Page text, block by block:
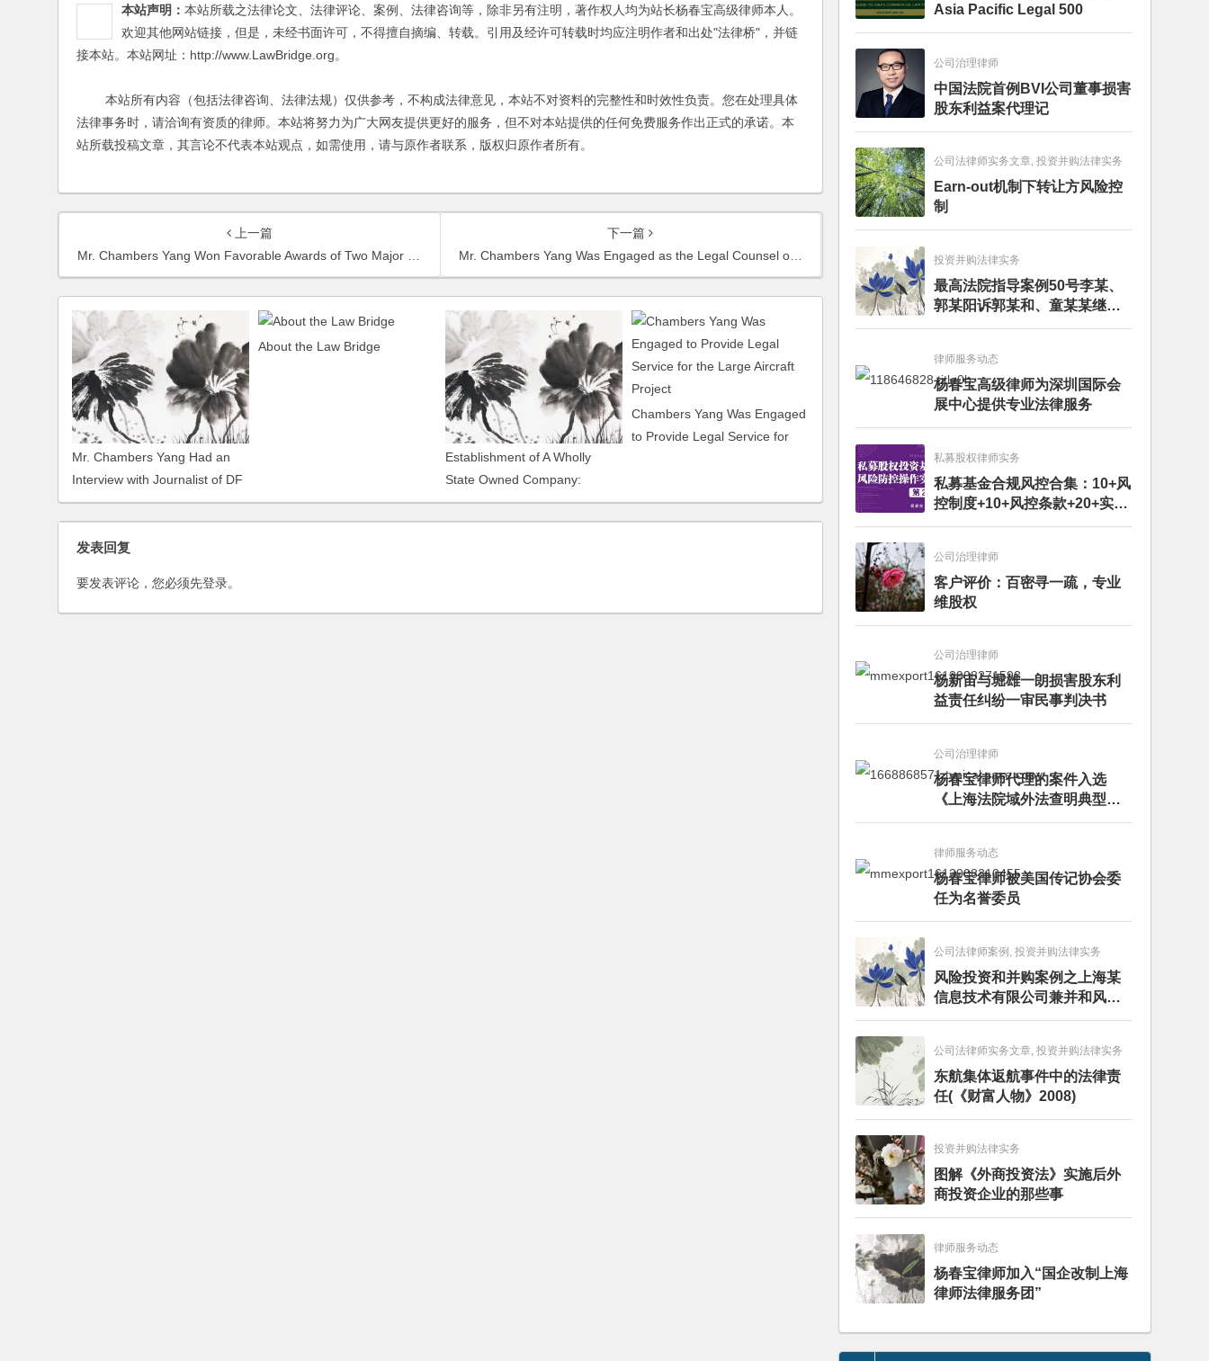
本站声明： 本站所载之法律论文、法律评论、案例、法律咨询等，除非另有注明，著作权人均为站长杨春宝高级律师本人。
欢迎其他网站链接，但是，未经书面许可，不得擅自摘编、转载。引用及经许可转载时均应注明作者和出处"法律桥"，并链
接本站。本站网址：http://www.LawBridge.org。
本站所有内容（包括法律咨询、法律法规）仅供参考，不构成法律意见，本站不对资料的完整性和时效性负责。您在处理具体
法律事务时，请洽询有资质的律师。本站将努力为广大网友提供更好的服务，但不对本站提供的任何免费服务作出正式的承诺。本
站所载投稿文章，其言论不代表本站观点，如需使用，请与原作者联系，版权归原作者所有。
上一篇
Mr. Chambers Yang Won Favorable Awards of Two Major Commercial Arbitration Heard by CIETAC
下一篇
Mr. Chambers Yang Was Engaged as the Legal Counsel of Qiang Guan Group and Li Jin Company
Mr. Chambers Yang Had an
Interview with Journalist of DF
Daily on Overseas M&A
About the Law Bridge
Establishment of A Wholly
State Owned Company:
Shanghai Comprehensive
Improvement and Construction
Chambers Yang Was Engaged
to Provide Legal Service for
发表回复
要发表评论，您必须先登录。
Asia Pacific Legal 500
公司治理律师
中国法院首例BVI公司董事损害
股东利益案代理记
公司法律师实务文章, 投资并购法律实务
Earn-out机制下转让方风险控
制
投资并购法律实务
最高法院指导案例50号李某、
郭某阳诉郭某和、童某某继承
纠纷案
律师服务动态
杨春宝高级律师为深圳国际会
展中心提供专业法律服务
私募股权律师实务
私募基金合规风控合集：10+风
控制度+10+风控条款+20+实务
文章+每月动态
公司治理律师
客户评价：百密寻一疏，专业
维股权
公司治理律师
杨新宙与堀雄一朗损害股东利
益责任纠纷一审民事判决书
公司治理律师
杨春宝律师代理的案件入选
《上海法院域外法查明典型案
例》
律师服务动态
杨春宝律师被美国传记协会委
任为名誉委员
公司法律师案例, 投资并购法律实务
风险投资和并购案例之上海某
信息技术有限公司兼并和风险
投资服务
公司法律师实务文章, 投资并购法律实务
东航集体返航事件中的法律责
任(《财富人物》2008)
投资并购法律实务
图解《外商投资法》实施后外
商投资企业的那些事
律师服务动态
杨春宝律师加入“国企改制上海
律师法律服务团”